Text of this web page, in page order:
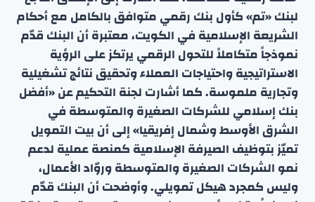
لبنك «تم» كأول بنك رقمي متوافق بالكامل مع أحكام
الشريعة الإسلامية في الكويت، معتبرة أن البنك قدّم
نموذجاً متكاملاً للتحول الرقمي يرتكز على الرؤية
الاستراتيجية واحتياجات العملاء وتحقيق نتائج تشغيلية
وتجارية ملموسة. كما أشارت لجنة التحكيم عن «أفضل
بنك إسلامي للشركات الصغيرة والمتوسطة في
الشرق الأوسط وشمال إفريقيا» إلى أن بيت التمويل
تميّز بتوظيف الصيرفة الإسلامية كمنصة عملية لدعم
نمو الشركات الصغيرة والمتوسطة وروّاد الأعمال،
وليس كمجرد هيكل تمويلي. وأوضحت أن البنك قدّم